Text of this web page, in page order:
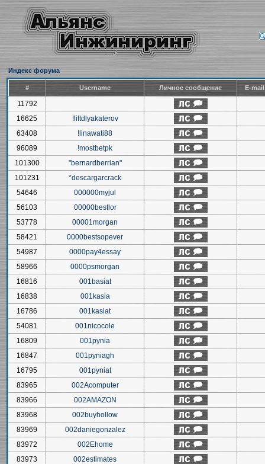
Индекс форума
# Username Личное сообщение E-
11792
16625
!liftdlyakaterov
63408
!linawati88
96089
!mostbetpk
101300
"bernardberrian"
101231
*descargarcrack
54646
000000myjul
56103
00000bestlor
53778
00001morgan
58421
0000bestsopever
54987
0000pay4essay
58966
0000psmorgan
16816
001basiat
16838
001kasia
16786
001kasiat
54081
001nicocole
16809
001pynia
16847
001pyniagh
16795
001pyniat
83965
002Acomputer
83966
002AMAZON
83968
002buyhollow
83969
002daniegonzalez
83972
002Ehome
83973
002estimates